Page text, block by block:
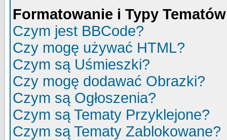
Formatowanie i Typy Tematów
Czym jest BBCode?
Czy mogę używać HTML?
Czym są Uśmieszki?
Czy mogę dodawać Obrazki?
Czym są Ogłoszenia?
Czym są Tematy Przyklejone?
Czym są Tematy Zablokowane?